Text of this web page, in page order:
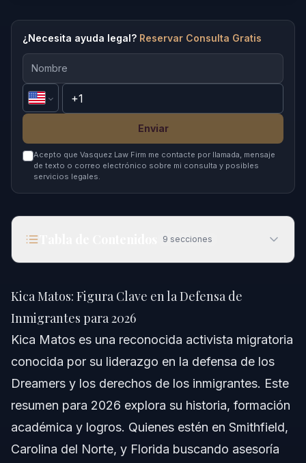
¿Necesita ayuda legal? Reservar Consulta Gratis
Enviar
Acepto que Vasquez Law Firm me contacte por llamada, mensaje
de texto o correo electrónico sobre mi consulta y posibles
servicios legales.
9 secciones
Inmigrantes para 2026
Respuesta Rápida
¿Quién es Kica Matos?
Formación y Antecedentes de Kica Matos
Detalles de su Formación
Kica Matos: Figura Clave en la Defensa de
Inmigrantes para 2026
Kica Matos es una reconocida activista migratoria
conocida por su liderazgo en la defensa de los
Dreamers y los derechos de los inmigrantes. Este
resumen para 2026 explora su historia, formación
académica y logros. Quienes estén en Smithfield,
Carolina del Norte, y Florida buscando asesoría